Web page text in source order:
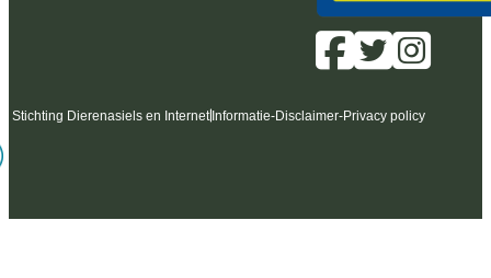
Stichting Dierenasiels en Internet Informatie-Disclaimer-Privacy policy